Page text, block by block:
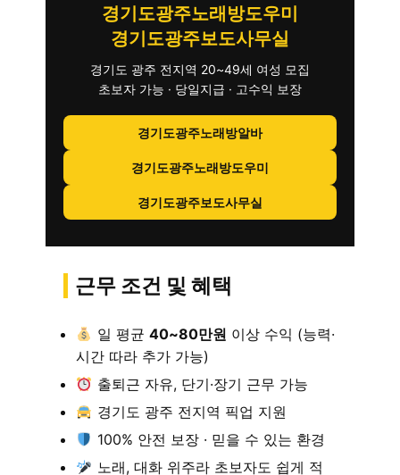
경기도광주노래방도우미
경기도광주보도사무실
경기도 광주 전지역 20~49세 여성 모집
초보자 가능 · 당일지급 · 고수익 보장
경기도광주노래방알바
경기도광주노래방도우미
경기도광주보도사무실
근무 조건 및 혜택
일 평균 40~80만원 이상 수익 (능력·
시간 따라 추가 가능)
출퇴근 자유, 단기·장기 근무 가능
경기도 광주 전지역 픽업 지원
100% 안전 보장 · 믿을 수 있는 환경
노래, 대화 위주라 초보자도 쉽게 적